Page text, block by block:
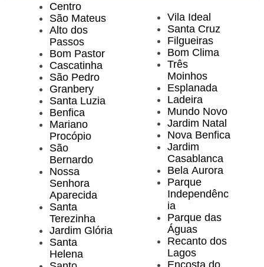
Centro
São Mateus
Alto dos
Passos
Bom Pastor
Cascatinha
São Pedro
Granbery
Santa Luzia
Benfica
Mariano
Procópio
São
Bernardo
Nossa
Senhora
Aparecida
Santa
Terezinha
Jardim Glória
Santa
Helena
Vila Ideal
Santa Cruz
Filgueiras
Bom Clima
Três
Moinhos
Esplanada
Ladeira
Mundo Novo
Jardim Natal
Nova Benfica
Jardim
Casablanca
Bela Aurora
Parque
Independênc
ia
Parque das
Águas
Recanto dos
Lagos